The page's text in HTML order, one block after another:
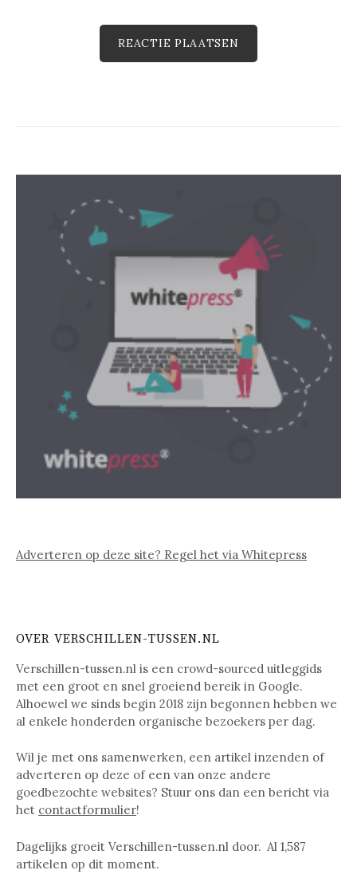
Adverteren op deze site? Regel het via Whitepress
OVER VERSCHILLEN-TUSSEN.NL
Verschillen-tussen.nl is een crowd-sourced uitleggids
met een groot en snel groeiend bereik in Google.
Alhoewel we sinds begin 2018 zijn begonnen hebben we
al enkele honderden organische bezoekers per dag.
Wil je met ons samenwerken, een artikel inzenden of
adverteren op deze of een van onze andere
goedbezochte websites? Stuur ons dan een bericht via
het contactformulier!
Dagelijks groeit Verschillen-tussen.nl door. Al 1,587
artikelen op dit moment.